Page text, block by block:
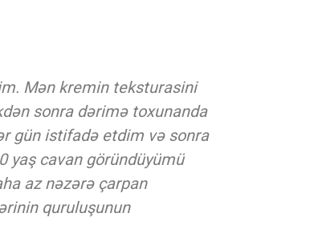
Mən kremin teksturasini
sonra dərimə toxunanda
gün istifadə etdim və sonra
yaş cavan göründüyümü
az nəzərə çarpan
quruluşunun